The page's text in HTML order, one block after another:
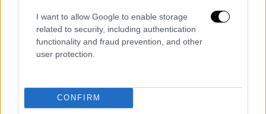
I want to allow Google to enable storage
related to security, including authentication
functionality and fraud prevention, and other
user protection.
CONFIRM
𝐇𝐈𝐒𝐓𝐎𝐑𝐘 𝐈𝐍 𝐓𝐇𝐄 𝐌𝐀𝐊𝐈𝐍𝐆. Who
will go all the way? 🏆#BasketballCL
— Basketball Champions League
(@BasketballCL)May 8, 2026